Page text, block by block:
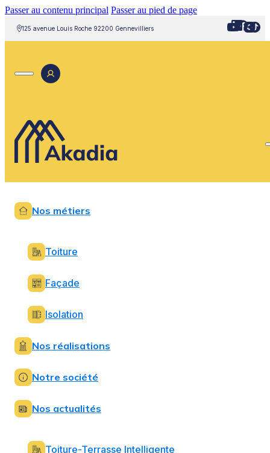
Passer au contenu principal Passer au pied de page
125 avenue Louis Roche 92200 Gennevilliers
Nos métiers
Toiture
Façade
Isolation
Nos réalisations
Notre société
Nos actualités
Toiture-Terrasse Intelligente